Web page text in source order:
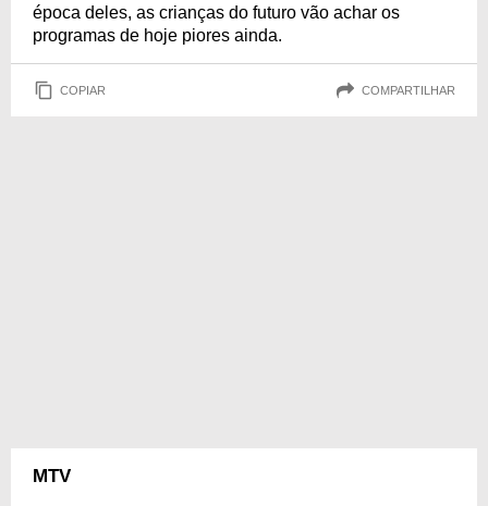
época deles, as crianças do futuro vão achar os
programas de hoje piores ainda.
COPIAR COMPARTILHAR
MTV